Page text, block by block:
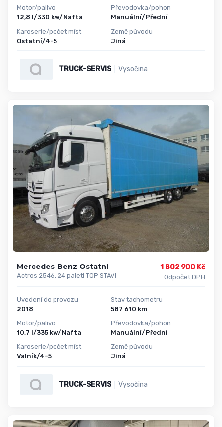
Motor/palivo
12,8 l/330 kw/Nafta
Karoserie/počet míst
Ostatní/4-5
Převodovka/pohon
Manuální/Přední
Země původu
Jiná
TRUCK-SERVIS Vysočina
Mercedes-Benz Ostatní
Actros 2546, 24 palet! TOP STAV!
1 802 900 Kč
Odpočet DPH
Uvedení do provozu
2018
Motor/palivo
10,7 l/335 kw/Nafta
Karoserie/počet míst
Valník/4-5
Stav tachometru
587 610 km
Převodovka/pohon
Manuální/Přední
Země původu
Jiná
TRUCK-SERVIS Vysočina